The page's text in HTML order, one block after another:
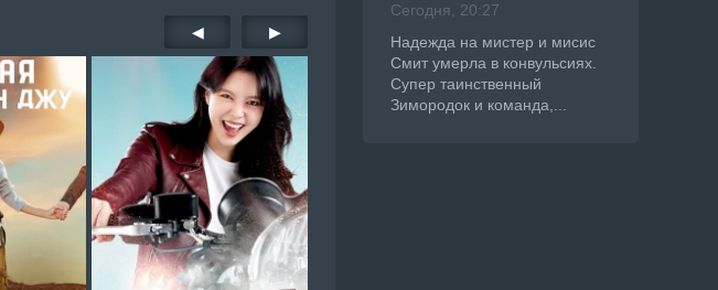
◀ ▶
Сегодня, 20:27
Надежда на мистер и мисис
Смит умерла в конвульсиях.
Супер таинственный
Зимородок и команда,...